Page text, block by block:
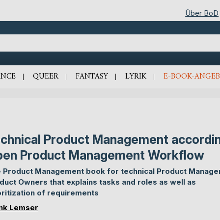
Über BoD
QUEER FANTASY LYRIK E-BOOK-
Product Management
Product Management Workflow
Product Management book for technical Product
Owners that explains tasks and roles as well as
of requirements
Lemser